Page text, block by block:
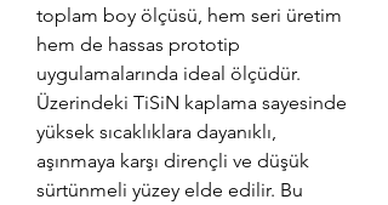
toplam boy ölçüsü, hem seri üretim
hem de hassas prototip
uygulamalarında ideal ölçüdür.
Üzerindeki TiSiN kaplama sayesinde
yüksek sıcaklıklara dayanıklı,
aşınmaya karşı dirençli ve düşük
sürtünmeli yüzey elde edilir. Bu